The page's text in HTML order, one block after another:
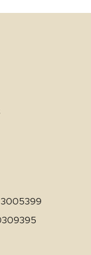
3005399